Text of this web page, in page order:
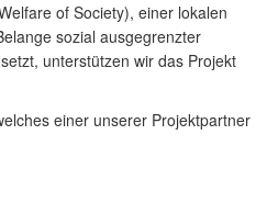
of Society), einer lokalen
sozial ausgegrenzter
unterstützen wir das Projekt
einer unserer Projektpartner